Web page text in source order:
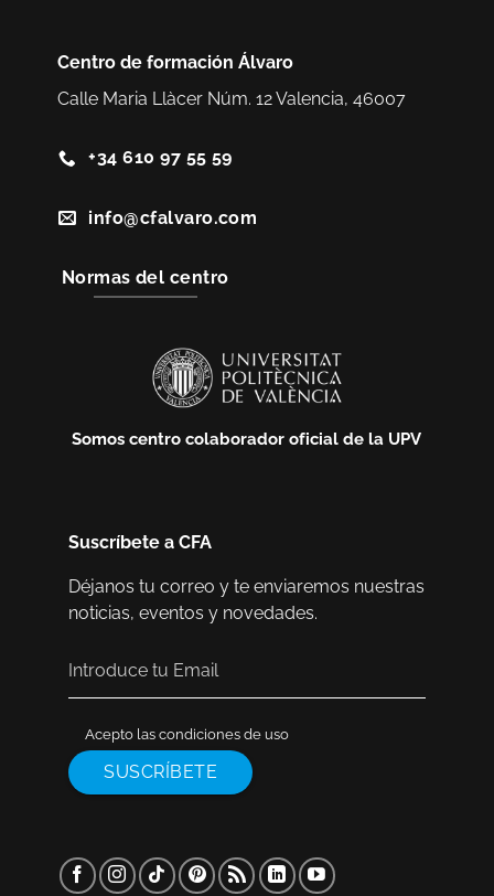
Centro de formación Álvaro
Calle Maria Llàcer Núm. 12 Valencia, 46007
+34 610 97 55 59
info@cfalvaro.com
Normas del centro
Somos centro colaborador oficial de la UPV
Suscríbete a CFA
Déjanos tu correo y te enviaremos nuestras
noticias, eventos y novedades.
Acepto las condiciones de uso